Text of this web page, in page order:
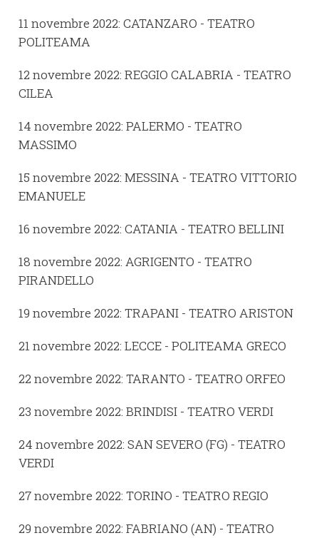
11 novembre 2022: CATANZARO - TEATRO
POLITEAMA
12 novembre 2022: REGGIO CALABRIA - TEATRO
CILEA
14 novembre 2022: PALERMO - TEATRO
MASSIMO
15 novembre 2022: MESSINA - TEATRO VITTORIO
EMANUELE
16 novembre 2022: CATANIA - TEATRO BELLINI
18 novembre 2022: AGRIGENTO - TEATRO
PIRANDELLO
19 novembre 2022: TRAPANI - TEATRO ARISTON
21 novembre 2022: LECCE - POLITEAMA GRECO
22 novembre 2022: TARANTO - TEATRO ORFEO
23 novembre 2022: BRINDISI - TEATRO VERDI
24 novembre 2022: SAN SEVERO (FG) - TEATRO
VERDI
27 novembre 2022: TORINO - TEATRO REGIO
29 novembre 2022: FABRIANO (AN) - TEATRO